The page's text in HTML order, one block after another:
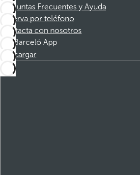
Preguntas Frecuentes y Ayuda
Reserva por teléfono
Contacta con nosotros
Barceló App
Descargar